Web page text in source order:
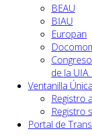
BEAU
BIAU
Europan
de la
Ventanilla Única
Registro
Registro
Portal de